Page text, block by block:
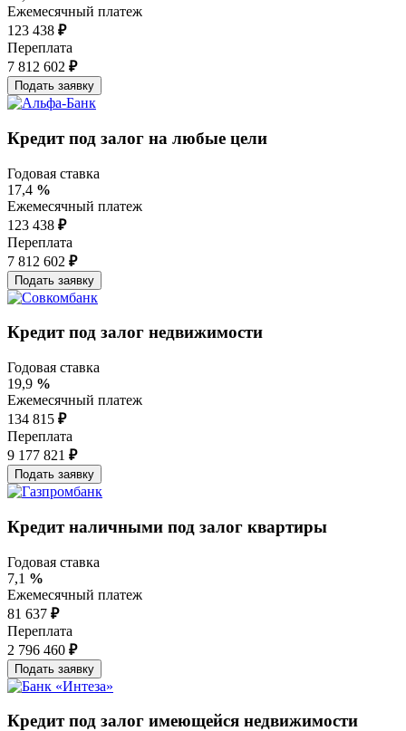
Ежемесячный платеж
123 438 ₽
Переплата
7 812 602 ₽
Кредит под залог на любые цели
Годовая ставка
17,4 %
Ежемесячный платеж
123 438 ₽
Переплата
7 812 602 ₽
Кредит под залог недвижимости
Годовая ставка
19,9 %
Ежемесячный платеж
134 815 ₽
Переплата
9 177 821 ₽
Кредит наличными под залог квартиры
Годовая ставка
7,1 %
Ежемесячный платеж
81 637 ₽
Переплата
2 796 460 ₽
Кредит под залог имеющейся недвижимости